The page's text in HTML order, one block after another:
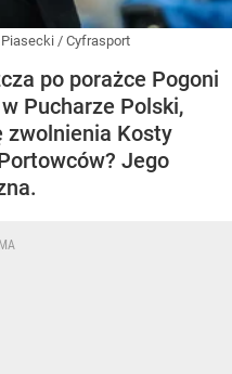
/ Cyfrasport
po porażce Pogoni
Pucharze Polski,
zwolnienia Kosty
Jego